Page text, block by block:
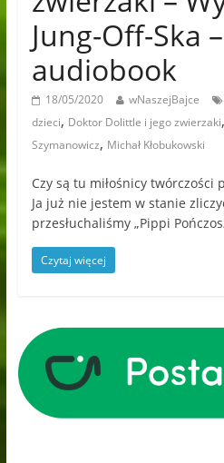
Jung-Off-Ska –
audiobook
18/05/2020 wNaszejBajce
dzieci, Doktor Dolittle i jego zwierzaki,
Szymanowicz, Michał Kłobukowski
Czy są tu miłośnicy twórczości
Ja już nie jestem w stanie
przesłuchaliśmy „Pippi
Czytaj więcej